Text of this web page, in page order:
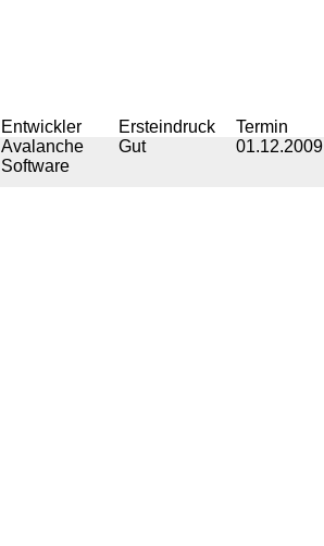
Entwickler Ersteindruck
Termin
Avalanche
Software
Gut 01.12.2009